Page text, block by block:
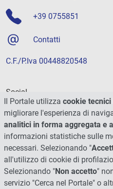
+39 0755851
Contatti
C.F./P.Iva 00448820548
Social
Il Portale utilizza cookie
migliorare l'esperienza di
analitici in forma aggregata e
informazioni statistiche sulle
necessari. Selezionando "
all'utilizzo di cookie di
Selezionando "Non accetto"
servizio "Cerca nel Portale" o